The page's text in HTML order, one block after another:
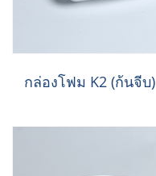
กล่องโฟม K2 (ก้นจีบ)